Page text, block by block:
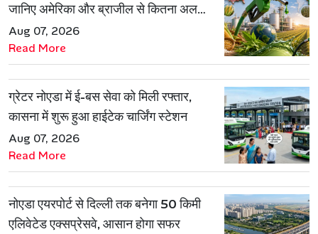
जानिए अमेरिका और ब्राजील से कितना अलग
है एथेनॉल मॉडल
Aug 07, 2026
Read More
ग्रेटर नोएडा में ई-बस सेवा को मिली रफ्तार,
कासना में शुरू हुआ हाईटेक चार्जिंग स्टेशन
Aug 07, 2026
Read More
नोएडा एयरपोर्ट से दिल्ली तक बनेगा 50 किमी
एलिवेटेड एक्सप्रेसवे, आसान होगा सफर